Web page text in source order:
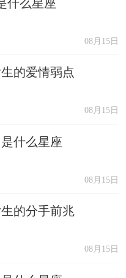
什么星座
08月15日
的爱情弱点
08月15日
什么星座
08月15日
的分手前兆
08月15日